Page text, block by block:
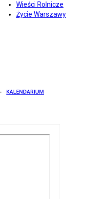
Wieści Rolnicze
Życie Warszawy
KALENDARIUM